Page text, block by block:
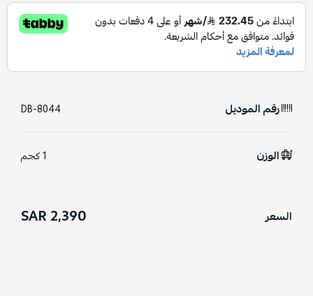
رقم الموديل DB-8044
الوزن 1 كجم
السعر 2,390 SAR